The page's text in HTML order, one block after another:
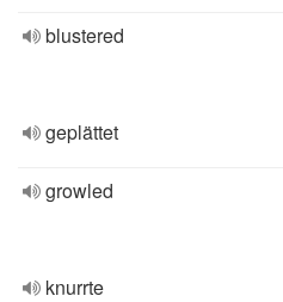
blustered
geplättet
growled
knurrte